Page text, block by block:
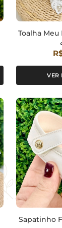
Toalha
VER
Sapatinho